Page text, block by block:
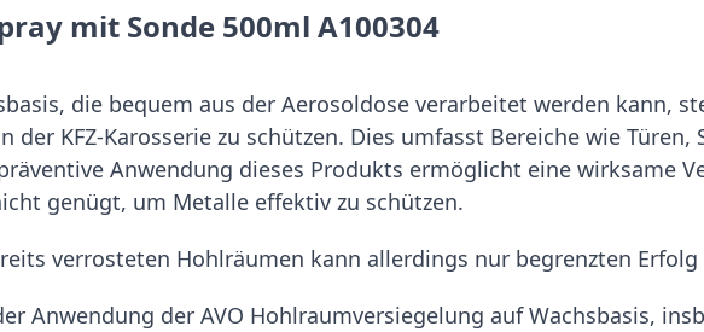
mit Sonde 500ml A100304
die bequem aus der Aerosoldose verarbeitet werden kann,
KFZ-Karosserie zu schützen. Dies umfasst Bereiche wie Türen,
Anwendung dieses Produkts ermöglicht eine wirksame
genügt, um Metalle effektiv zu schützen.
verrosteten Hohlräumen kann allerdings nur begrenzten Erfolg
Anwendung der AVO Hohlraumversiegelung auf Wachsbasis,